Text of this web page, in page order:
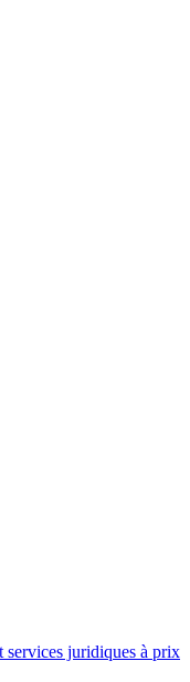
services juridiques à prix